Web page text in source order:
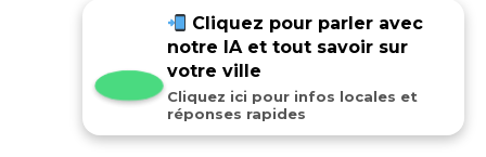
Cliquez pour parler avec
notre IA et tout savoir sur
votre ville
Cliquez ici pour infos locales et
réponses rapides